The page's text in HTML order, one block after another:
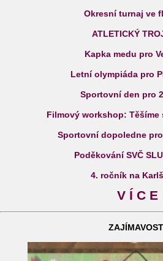
Okresní turnaj ve
ATLETICKÝ
Kapka medu pro
Letní olympiáda pro
Sportovní den pro
Filmový workshop: Těšíme
Sportovní dopoledne
Poděkování SVČ
4. ročník na
V Í C E